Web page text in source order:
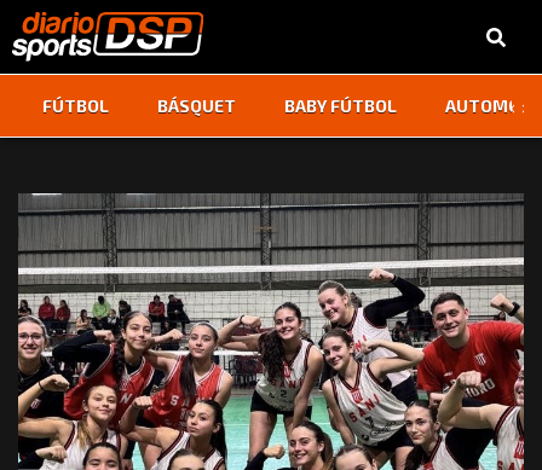
FÚTBOL BÁSQUET BABY FÚTBOL ‹ ›